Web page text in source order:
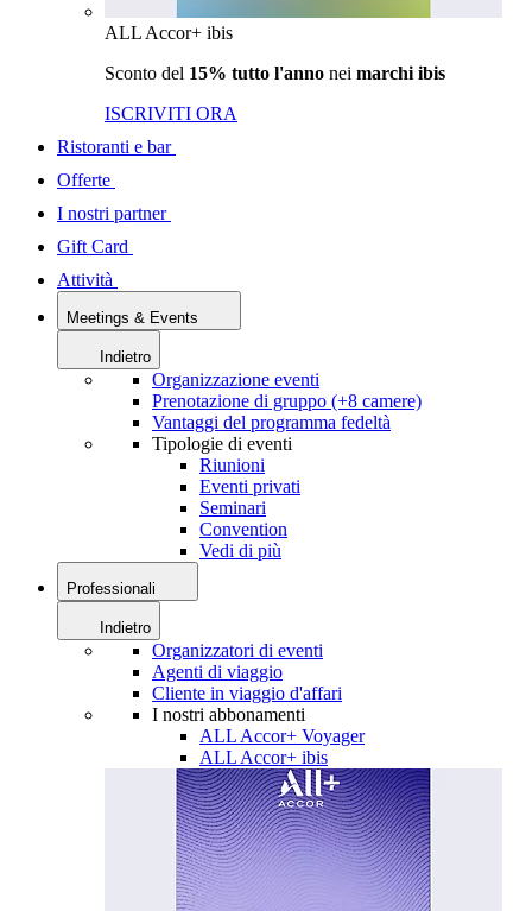
ALL Accor+ ibis
Sconto del 15% tutto l'anno nei marchi ibis
ISCRIVITI ORA
Ristoranti e bar
Offerte
I nostri partner
Gift Card
Attività
Meetings & Events
Indietro
Organizzazione eventi
Prenotazione di gruppo (+8 camere)
Vantaggi del programma fedeltà
Tipologie di eventi
Riunioni
Eventi privati
Seminari
Convention
Vedi di più
Professionali
Indietro
Organizzatori di eventi
Agenti di viaggio
Cliente in viaggio d'affari
I nostri abbonamenti
ALL Accor+ Voyager
ALL Accor+ ibis